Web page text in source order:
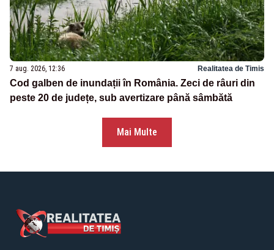
7 aug. 2026, 12:36 Realitatea de Timis
Cod galben de inundații în România. Zeci de râuri din
peste 20 de județe, sub avertizare până sâmbătă
Mai Multe